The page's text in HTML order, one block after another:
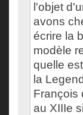
l'objet
avons
écrire la
modèle
quelle
la
François
au XIIIe